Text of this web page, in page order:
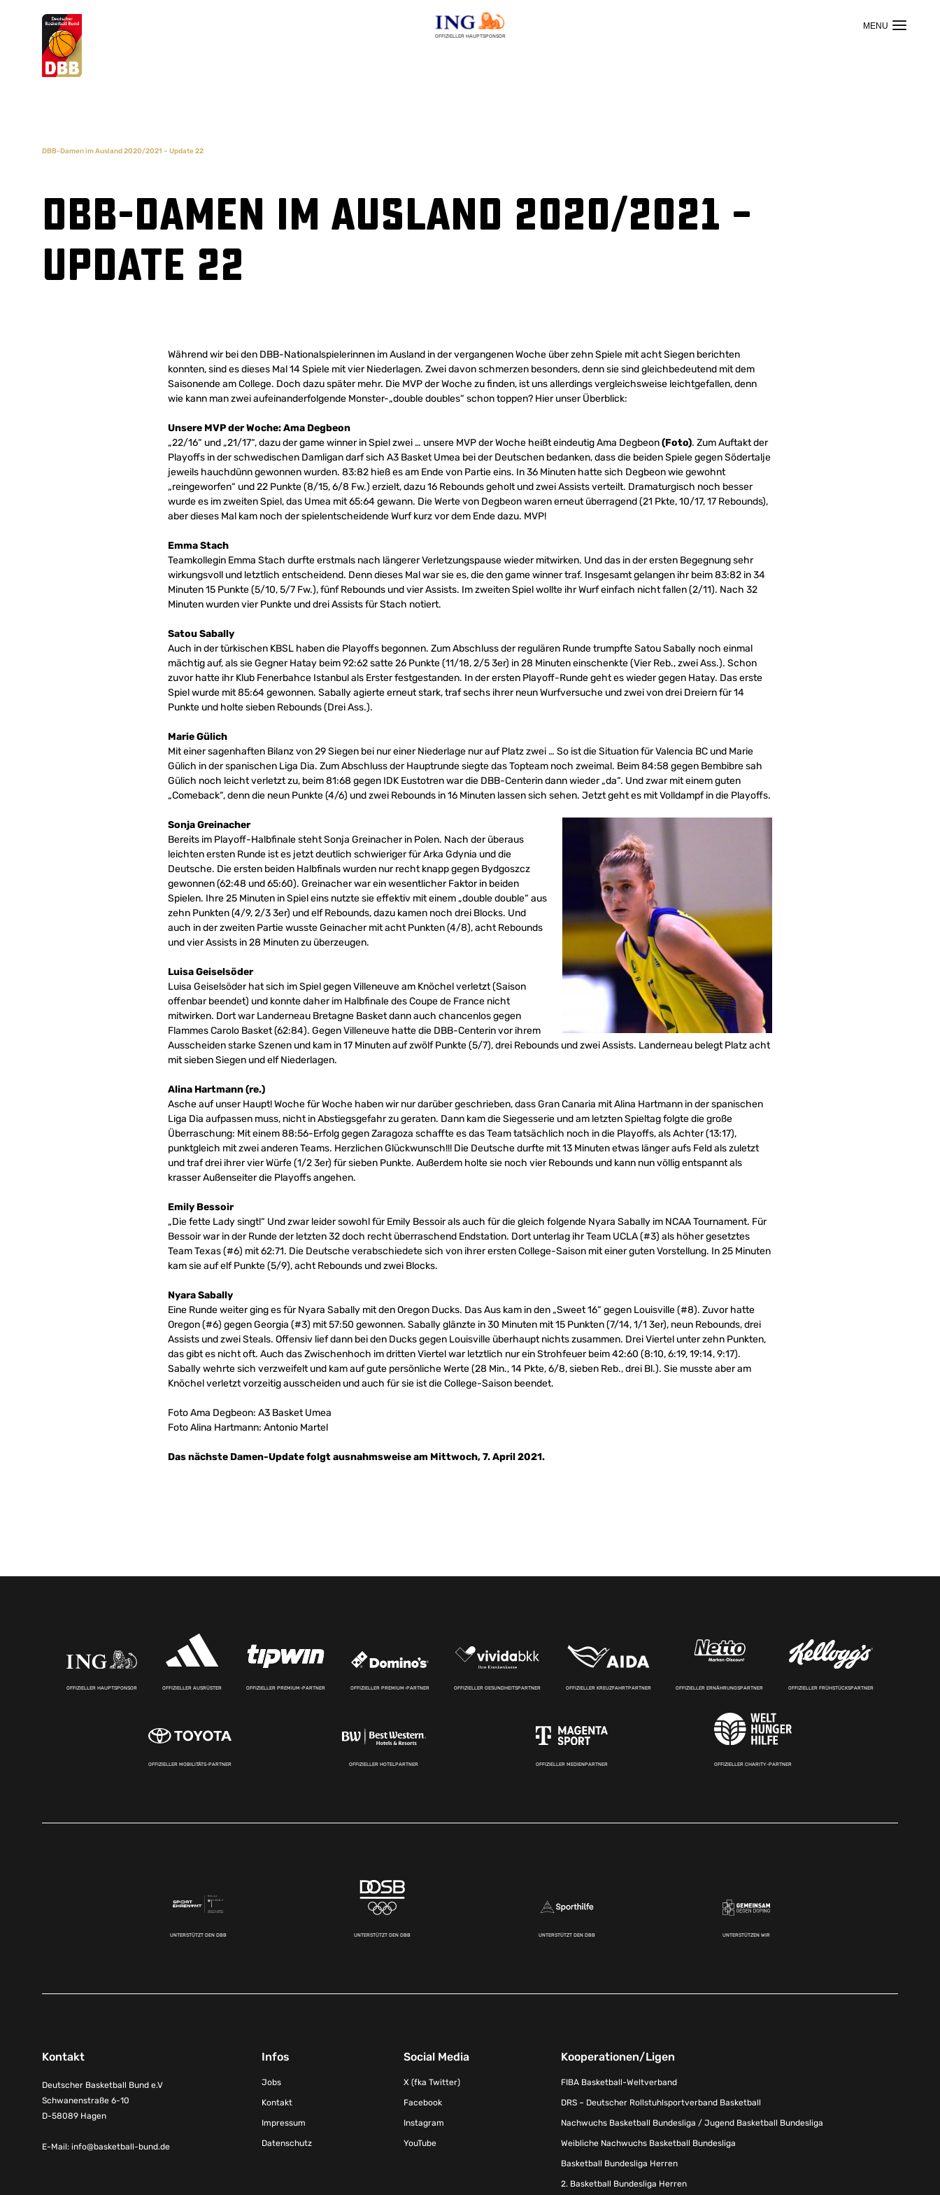
OFFIZIELLER HAUPTSPONSOR
Suchvorschläge
DBB-Damen im Ausland 2020/2021 – Update 22
DBB-Damen im Ausland 2020/2021 –
Update 22
Während wir bei den DBB-Nationalspielerinnen im Ausland in der vergangenen Woche über zehn Spiele mit acht Siegen berichten
konnten, sind es dieses Mal 14 Spiele mit vier Niederlagen. Zwei davon schmerzen besonders, denn sie sind gleichbedeutend mit dem
Saisonende am College. Doch dazu später mehr. Die MVP der Woche zu finden, ist uns allerdings vergleichsweise leichtgefallen, denn
wie kann man zwei aufeinanderfolgende Monster-„double doubles“ schon toppen? Hier unser Überblick:
Unsere MVP der Woche: Ama Degbeon
„22/16“ und „21/17“, dazu der game winner in Spiel zwei … unsere MVP der Woche heißt eindeutig Ama Degbeon(Foto). Zum Auftakt der
Playoffs in der schwedischen Damligan darf sich A3 Basket Umea bei der Deutschen bedanken, dass die beiden Spiele gegen Södertalje
jeweils hauchdünn gewonnen wurden. 83:82 hieß es am Ende von Partie eins. In 36 Minuten hatte sich Degbeon wie gewohnt
„reingeworfen“ und 22 Punkte (8/15, 6/8 Fw.) erzielt, dazu 16 Rebounds geholt und zwei Assists verteilt. Dramaturgisch noch besser
wurde es im zweiten Spiel, das Umea mit 65:64 gewann. Die Werte von Degbeon waren erneut überragend (21 Pkte, 10/17, 17 Rebounds),
aber dieses Mal kam noch der spielentscheidende Wurf kurz vor dem Ende dazu. MVP!
Emma Stach
Teamkollegin Emma Stach durfte erstmals nach längerer Verletzungspause wieder mitwirken. Und das in der ersten Begegnung sehr
wirkungsvoll und letztlich entscheidend. Denn dieses Mal war sie es, die den game winner traf. Insgesamt gelangen ihr beim 83:82 in 34
Minuten 15 Punkte (5/10, 5/7 Fw.), fünf Rebounds und vier Assists. Im zweiten Spiel wollte ihr Wurf einfach nicht fallen (2/11). Nach 32
Minuten wurden vier Punkte und drei Assists für Stach notiert.
Satou Sabally
Auch in der türkischen KBSL haben die Playoffs begonnen. Zum Abschluss der regulären Runde trumpfte Satou Sabally noch einmal
mächtig auf, als sie Gegner Hatay beim 92:62 satte 26 Punkte (11/18, 2/5 3er) in 28 Minuten einschenkte (Vier Reb., zwei Ass.). Schon
zuvor hatte ihr Klub Fenerbahce Istanbul als Erster festgestanden. In der ersten Playoff-Runde geht es wieder gegen Hatay. Das erste
Spiel wurde mit 85:64 gewonnen. Sabally agierte erneut stark, traf sechs ihrer neun Wurfversuche und zwei von drei Dreiern für 14
Punkte und holte sieben Rebounds (Drei Ass.).
Marie Gülich
Mit einer sagenhaften Bilanz von 29 Siegen bei nur einer Niederlage nur auf Platz zwei … So ist die Situation für Valencia BC und Marie
Gülich in der spanischen Liga Dia. Zum Abschluss der Hauptrunde siegte das Topteam noch zweimal. Beim 84:58 gegen Bembibre sah
Gülich noch leicht verletzt zu, beim 81:68 gegen IDK Eustotren war die DBB-Centerin dann wieder „da“. Und zwar mit einem guten
„Comeback“, denn die neun Punkte (4/6) und zwei Rebounds in 16 Minuten lassen sich sehen. Jetzt geht es mit Volldampf in die Playoffs.
Sonja Greinacher
Bereits im Playoff-Halbfinale steht Sonja Greinacher in Polen. Nach der überaus
leichten ersten Runde ist es jetzt deutlich schwieriger für Arka Gdynia und die
Deutsche. Die ersten beiden Halbfinals wurden nur recht knapp gegen Bydgoszcz
gewonnen (62:48 und 65:60). Greinacher war ein wesentlicher Faktor in beiden
Spielen. Ihre 25 Minuten in Spiel eins nutzte sie effektiv mit einem „double double“ aus
zehn Punkten (4/9, 2/3 3er) und elf Rebounds, dazu kamen noch drei Blocks. Und
auch in der zweiten Partie wusste Geinacher mit acht Punkten (4/8), acht Rebounds
und vier Assists in 28 Minuten zu überzeugen.
Luisa Geiselsöder
Luisa Geiselsöder hat sich im Spiel gegen Villeneuve am Knöchel verletzt (Saison
offenbar beendet) und konnte daher im Halbfinale des Coupe de France nicht
mitwirken. Dort war Landerneau Bretagne Basket dann auch chancenlos gegen
Flammes Carolo Basket (62:84). Gegen Villeneuve hatte die DBB-Centerin vor ihrem
Ausscheiden starke Szenen und kam in 17 Minuten auf zwölf Punkte (5/7), drei Rebounds und zwei Assists. Landerneau belegt Platz acht
mit sieben Siegen und elf Niederlagen.
Alina Hartmann (re.)
Asche auf unser Haupt! Woche für Woche haben wir nur darüber geschrieben, dass Gran Canaria mit Alina Hartmann in der spanischen
Liga Dia aufpassen muss, nicht in Abstiegsgefahr zu geraten. Dann kam die Siegesserie und am letzten Spieltag folgte die große
Überraschung: Mit einem 88:56-Erfolg gegen Zaragoza schaffte es das Team tatsächlich noch in die Playoffs, als Achter (13:17),
punktgleich mit zwei anderen Teams. Herzlichen Glückwunsch!!! Die Deutsche durfte mit 13 Minuten etwas länger aufs Feld als zuletzt
und traf drei ihrer vier Würfe (1/2 3er) für sieben Punkte. Außerdem holte sie noch vier Rebounds und kann nun völlig entspannt als
krasser Außenseiter die Playoffs angehen.
Emily Bessoir
„Die fette Lady singt!“ Und zwar leider sowohl für Emily Bessoir als auch für die gleich folgende Nyara Sabally im NCAA Tournament. Für
Bessoir war in der Runde der letzten 32 doch recht überraschend Endstation. Dort unterlag ihr Team UCLA (#3) als höher gesetztes
Team Texas (#6) mit 62:71. Die Deutsche verabschiedete sich von ihrer ersten College-Saison mit einer guten Vorstellung. In 25 Minuten
kam sie auf elf Punkte (5/9), acht Rebounds und zwei Blocks.
Nyara Sabally
Eine Runde weiter ging es für Nyara Sabally mit den Oregon Ducks. Das Aus kam in den „Sweet 16“ gegen Louisville (#8). Zuvor hatte
Oregon (#6) gegen Georgia (#3) mit 57:50 gewonnen. Sabally glänzte in 30 Minuten mit 15 Punkten (7/14, 1/1 3er), neun Rebounds, drei
Assists und zwei Steals. Offensiv lief dann bei den Ducks gegen Louisville überhaupt nichts zusammen. Drei Viertel unter zehn Punkten,
das gibt es nicht oft. Auch das Zwischenhoch im dritten Viertel war letztlich nur ein Strohfeuer beim 42:60 (8:10, 6:19, 19:14, 9:17).
Sabally wehrte sich verzweifelt und kam auf gute persönliche Werte (28 Min., 14 Pkte, 6/8, sieben Reb., drei Bl.). Sie musste aber am
Knöchel verletzt vorzeitig ausscheiden und auch für sie ist die College-Saison beendet.
Foto Ama Degbeon: A3 Basket Umea
Foto Alina Hartmann: Antonio Martel
Das nächste Damen-Update folgt ausnahmsweise am Mittwoch, 7. April 2021.
OFFIZIELLER HAUPTSPONSOR OFFIZIELLER AUSRÜSTER OFFIZIELLER PREMIUM-PARTNER OFFIZIELLER PREMIUM-PARTNER OFFIZIELLER GESUNDHEITSPARTNER OFFIZIELLER KREUZFAHRTPARTNER OFFIZIELLER ERNÄHRUNGSPARTNER OFFIZIELLER FRÜHSTÜCKSPARTNER
OFFIZIELLER MOBILITÄTS-PARTNER OFFIZIELLER HOTELPARTNER OFFIZIELLER MEDIENPARTNER OFFIZIELLER CHARITY-PARTNER
UNTERSTÜTZT DEN DBB UNTERSTÜTZT DEN DBB UNTERSTÜTZT DEN DBB UNTERSTÜTZEN WIR
Kontakt
Deutscher Basketball Bund e.V
Schwanenstraße 6-10
D-58089 Hagen
E-Mail: info@basketball-bund.de
Infos
Jobs
Kontakt
Impressum
Datenschutz
Social Media
X (fka Twitter)
Facebook
Instagram
YouTube
Kooperationen/Ligen
FIBA Basketball-Weltverband
DRS – Deutscher Rollstuhlsportverband Basketball
Nachwuchs Basketball Bundesliga / Jugend Basketball Bundesliga
Weibliche Nachwuchs Basketball Bundesliga
Basketball Bundesliga Herren
2. Basketball Bundesliga Herren